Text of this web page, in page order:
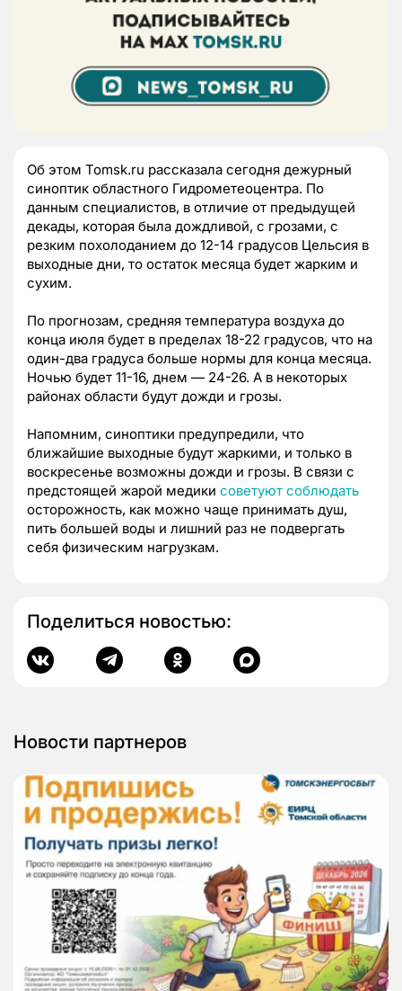
Об этом Tomsk.ru рассказала сегодня дежурный
синоптик областного Гидрометеоцентра. По
данным специалистов, в отличие от предыдущей
декады, которая была дождливой, с грозами, с
резким похолоданием до 12-14 градусов Цельсия в
выходные дни, то остаток месяца будет жарким и
сухим.
По прогнозам, средняя температура воздуха до
конца июля будет в пределах 18-22 градусов, что на
один-два градуса больше нормы для конца месяца.
Ночью будет 11-16, днем — 24-26. А в некоторых
районах области будут дожди и грозы.
Напомним, синоптики предупредили, что
ближайшие выходные будут жаркими, и только в
воскресенье возможны дожди и грозы. В связи с
предстоящей жарой медики советуют соблюдать
осторожность, как можно чаще принимать душ,
пить большей воды и лишний раз не подвергать
себя физическим нагрузкам.
Поделиться новостью:
Новости партнеров